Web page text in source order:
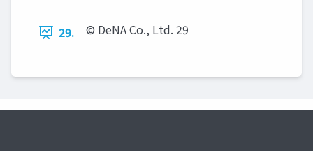
29. © DeNA Co., Ltd. 29